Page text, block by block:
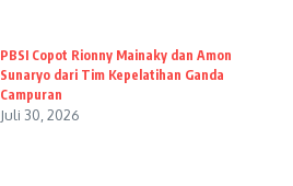
PBSI Copot Rionny Mainaky dan Amon
Sunaryo dari Tim Kepelatihan Ganda
Campuran
Juli 30, 2026